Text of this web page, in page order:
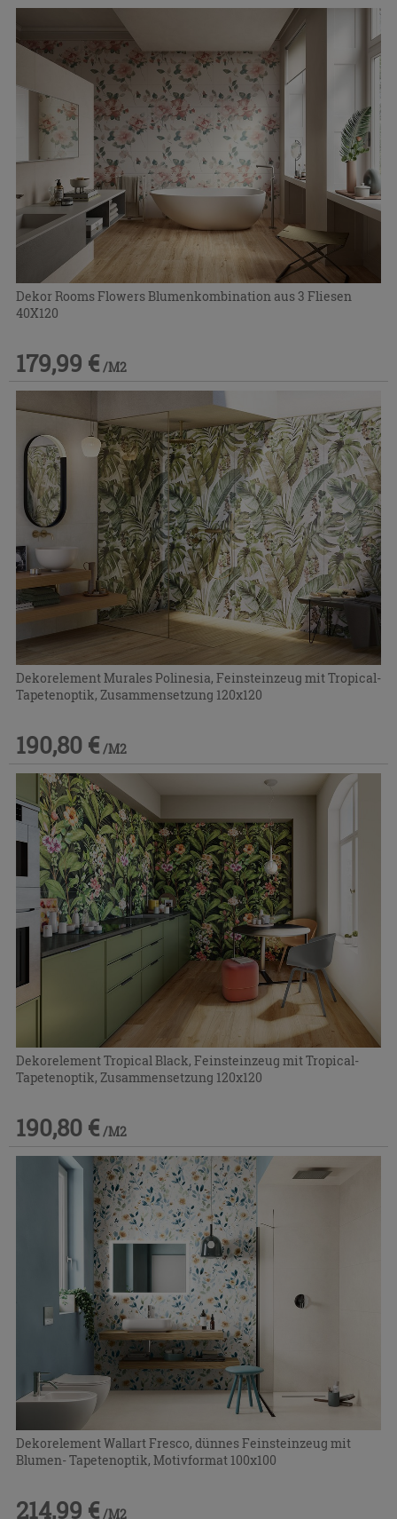
Dekor Rooms Flowers Blumenkombination aus 3 Fliesen
40X120
179,99 € /M2
Dekorelement Murales Polinesia, Feinsteinzeug mit Tropical-
Tapetenoptik, Zusammensetzung 120x120
190,80 € /M2
Dekorelement Tropical Black, Feinsteinzeug mit Tropical-
Tapetenoptik, Zusammensetzung 120x120
190,80 € /M2
Dekorelement Wallart Fresco, dünnes Feinsteinzeug mit
Blumen- Tapetenoptik, Motivformat 100x100
214,99 € /M2